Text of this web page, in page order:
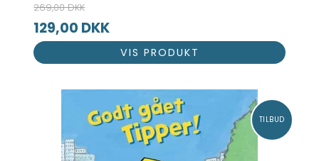
269,00 DKK
129,00 DKK
VIS PRODUKT
TILBUD